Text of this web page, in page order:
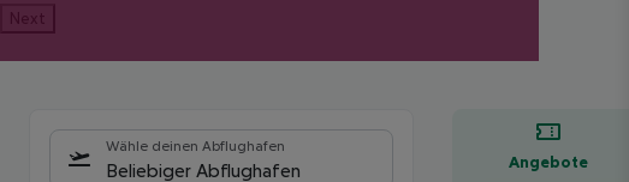
Next
Wähle deinen Abflughafen
Beliebiger Abflughafen Angebote